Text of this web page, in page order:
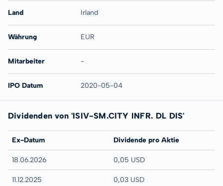
Land Irland
Währung EUR
Mitarbeiter -
IPO Datum 2020-05-04
Dividenden von 'ISIV-SM.CITY INFR. DL DIS'
Ex-Datum Dividende pro Aktie
18.06.2026 0,05 USD
11.12.2025 0,03 USD